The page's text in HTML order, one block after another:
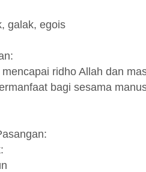
galak, egois
ridho Allah dan
bagi sesama